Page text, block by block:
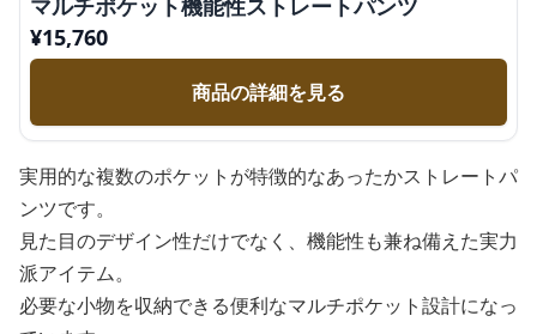
マルチポケット機能性ストレートパンツ
¥15,760
商品の詳細を見る
実用的な複数のポケットが特徴的なあったかストレートパ
ンツです。
見た目のデザイン性だけでなく、機能性も兼ね備えた実力
派アイテム。
必要な小物を収納できる便利なマルチポケット設計になっ